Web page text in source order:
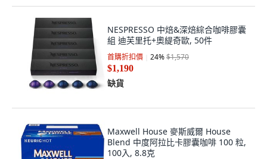
NESPRESSO 中焙&深焙綜合咖啡膠囊
組 迪芙里托+奧緹奇歐, 50件
首購折扣價 24%$1,570
$1,190
缺貨
Maxwell House 麥斯威爾 House
Blend 中度阿拉比卡膠囊咖啡 100 粒,
100入, 8.8克